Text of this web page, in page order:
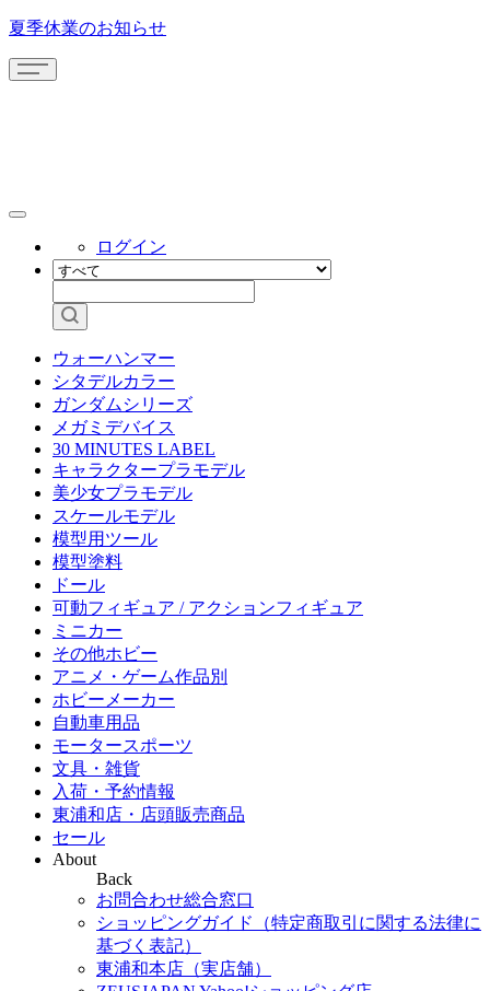
夏季休業のお知らせ
ログイン
ウォーハンマー
シタデルカラー
ガンダムシリーズ
メガミデバイス
30 MINUTES LABEL
キャラクタープラモデル
美少女プラモデル
スケールモデル
模型用ツール
模型塗料
ドール
可動フィギュア / アクションフィギュア
ミニカー
その他ホビー
アニメ・ゲーム作品別
ホビーメーカー
自動車用品
モータースポーツ
文具・雑貨
入荷・予約情報
東浦和店・店頭販売商品
セール
About
Back
お問合わせ総合窓口
ショッピングガイド（特定商取引に関する法律に
基づく表記）
東浦和本店（実店舗）